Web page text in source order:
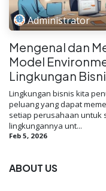
Administrator
Mengenal dan
Model
Lingkungan
Lingkungan bisnis kita
peluang yang dapat
setiap perusahaan untuk
lingkungannya unt...
Feb 5, 2026
ABOUT US